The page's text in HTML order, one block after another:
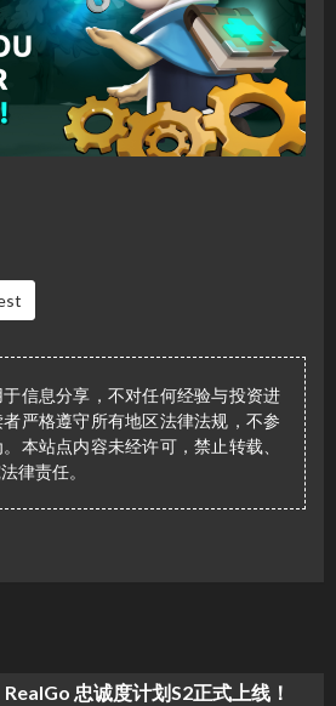
信息分享，不对任何经验与投资进
严格遵守所有地区法律法规，不参
本站点内容未经许可，禁止转载、
律责任。
​RealGo 忠诚度计划S2正式上线！